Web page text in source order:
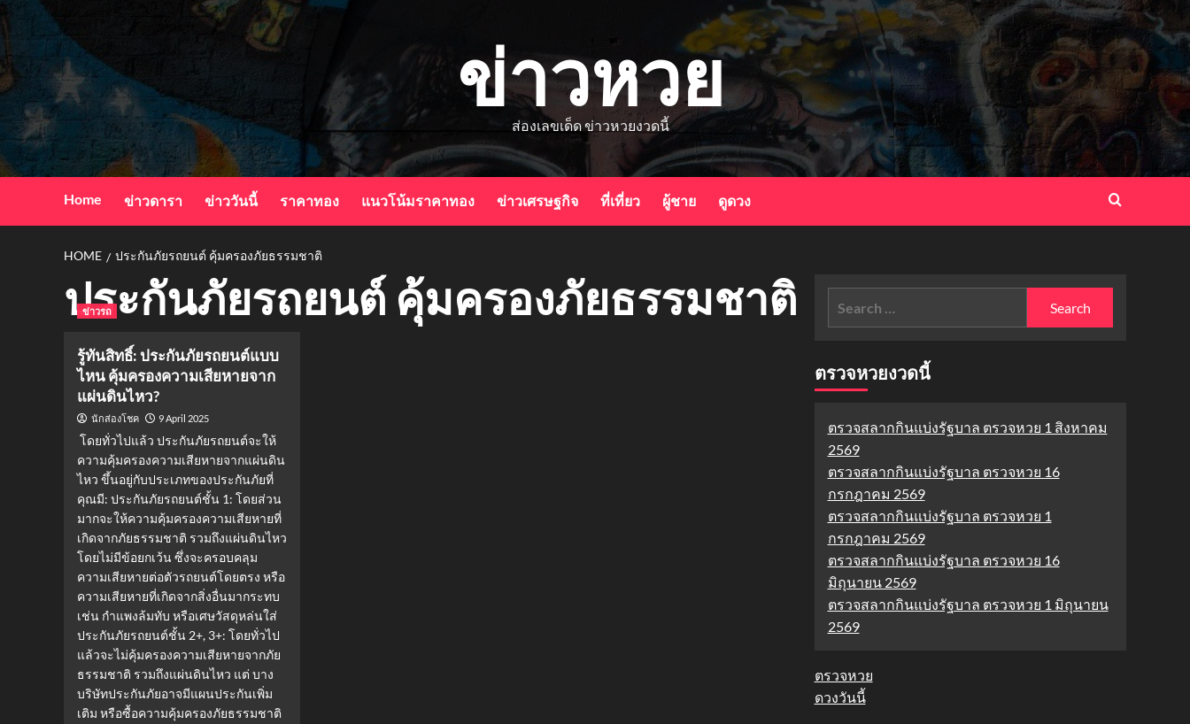
to
content
ข่าวหวย
ส่องเลขเด็ด ข่าวหวยงวดนี้
Home ข่าวดารา ข่าววันนี้ ราคาทอง แนวโน้มราคาทอง ข่าวเศรษฐกิจ ที่เที่ยว ผู้ชาย ดูดวง
HOME ประกันภัยรถยนต์ คุ้มครองภัยธรรมชาติ
ประกันภัยรถยนต์ คุ้มครองภัยธรรมชาติ
ข่าวรถ
รู้ทันสิทธิ์: ประกันภัยรถยนต์แบบ
ไหน คุ้มครองความเสียหายจาก
แผ่นดินไหว?
นักส่องโชค 9 April 2025
โดยทั่วไปแล้ว ประกันภัยรถยนต์จะให้
ความคุ้มครองความเสียหายจากแผ่นดิน
ไหว ขึ้นอยู่กับประเภทของประกันภัยที่
คุณมี: ประกันภัยรถยนต์ชั้น 1: โดยส่วน
มากจะให้ความคุ้มครองความเสียหายที่
เกิดจากภัยธรรมชาติ รวมถึงแผ่นดินไหว
โดยไม่มีข้อยกเว้น ซึ่งจะครอบคลุม
ความเสียหายต่อตัวรถยนต์โดยตรง หรือ
ความเสียหายที่เกิดจากสิ่งอื่นมากระทบ
เช่น กำแพงล้มทับ หรือเศษวัสดุหล่นใส่
ประกันภัยรถยนต์ชั้น 2+, 3+: โดยทั่วไป
แล้วจะไม่คุ้มครองความเสียหายจากภัย
ธรรมชาติ รวมถึงแผ่นดินไหว แต่ บาง
บริษัทประกันภัยอาจมีแผนประกันเพิ่ม
เติม หรือซื้อความคุ้มครองภัยธรรมชาติ
ตรวจหวยงวดนี้
ตรวจสลากกินแบ่งรัฐบาล ตรวจหวย 1 สิงหาคม
2569
ตรวจสลากกินแบ่งรัฐบาล ตรวจหวย 16
กรกฎาคม 2569
ตรวจสลากกินแบ่งรัฐบาล ตรวจหวย 1
กรกฎาคม 2569
ตรวจสลากกินแบ่งรัฐบาล ตรวจหวย 16
มิถุนายน 2569
ตรวจสลากกินแบ่งรัฐบาล ตรวจหวย 1 มิถุนายน
2569
ตรวจหวย
ดวงวันนี้